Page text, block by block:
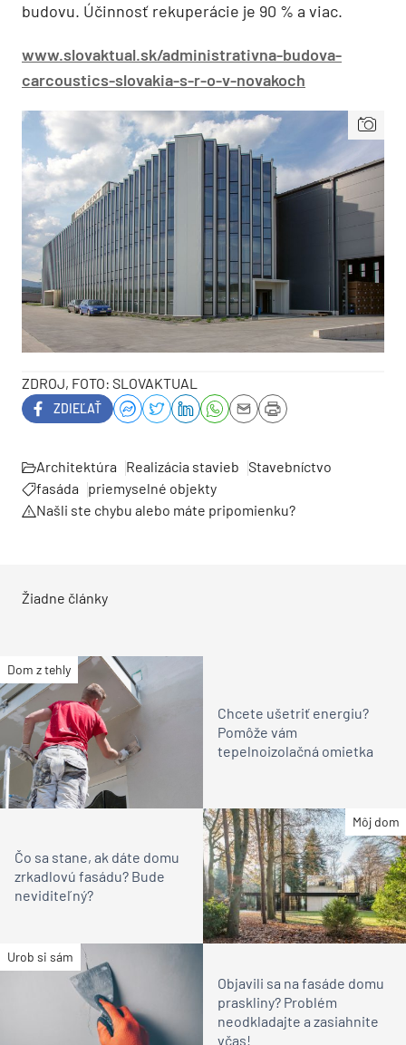
budovu. Účinnosť rekuperácie je 90 % a viac.
www.slovaktual.sk/administrativna-budova-
carcoustics-slovakia-s-r-o-v-novakoch
ZDROJ, FOTO: SLOVAKTUAL
ZDIEĽAŤ
Architektúra Realizácia stavieb Stavebníctvo
fasáda
priemyselné objekty
Našli ste chybu alebo máte pripomienku?
Žiadne články
Dom z tehly
Chcete ušetriť energiu?
Pomôže vám
tepelnoizolačná omietka
Môj dom
Čo sa stane, ak dáte domu
zrkadlovú fasádu? Bude
neviditeľný?
Urob si sám
Objavili sa na fasáde domu
praskliny? Problém
neodkladajte a zasiahnite
včas!